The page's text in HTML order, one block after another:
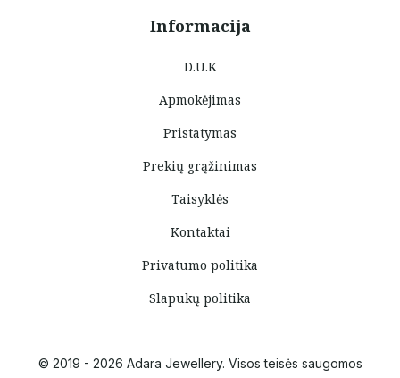
Informacija
D.U.K
Apmokėjimas
Pristatymas
Prekių grąžinimas
Taisyklės
Kontaktai
Privatumo politika
Slapukų politika
© 2019 - 2026 Adara Jewellery. Visos teisės saugomos